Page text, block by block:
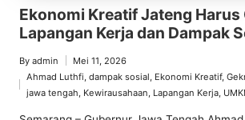
Ekonomi Kreatif Jateng Harus
Lapangan Kerja dan Dampak
Posted
by
By admin Mei 11, 2026
Posted
Ahmad Luthfi ,dampak sosial Ekonomi Kreatif,
jawa tengah Kewirausahaan Lapangan Kerja